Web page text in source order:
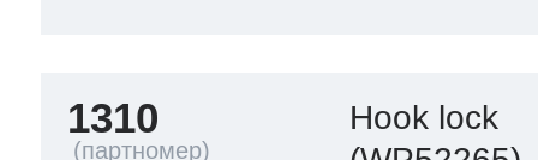
1310
Hook lock